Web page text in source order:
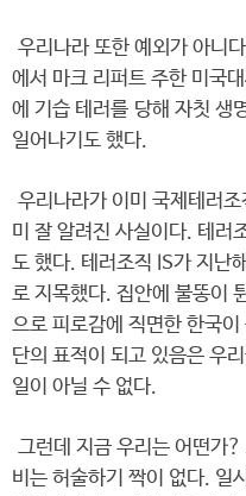
우리나라 또한 예외가 아니
에서 마크 리퍼트 주한 미국
에 기습 테러를 당해 자칫 생
일어나기도 했다.
우리나라가 이미 국제테러
미 잘 알려진 사실이다. 테러
도 했다. 테러조직 IS가 지난
로 지목했다. 집안에 불똥이
으로 피로감에 직면한 한국
단의 표적이 되고 있음은 우
일이 아닐 수 없다.
그런데 지금 우리는 어떤가
비는 허술하기 짝이 없다. 일